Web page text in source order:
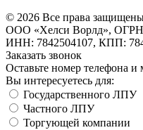
© 2026 Все права
ООО «Хелси Ворлд», ОГРН:
ИНН: 7842504107, КПП:
Заказать звонок
Оставьте номер телефона
Вы интересуетесь для:
Государственного ЛПУ
Частного ЛПУ
Торгующей компании